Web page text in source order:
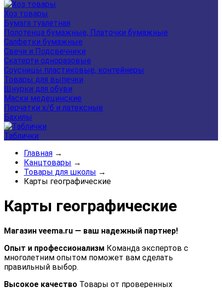
Хоз товары
Бумага туалетная
Полотенца бумажные, Платочки бумажные
Салфетки бумажные
Свечи и Подсвечники
Скатерти одноразовые
Соусницы пластиковые, контейнеры
Товары для выпечки
Шнурки для обуви
Маски медецинские
Перчатки х/б и латексные
Бахилы
Таблички
Главная →
Канцтовары →
Товары для школы →
Карты географические
Карты географические
Магазин veema.ru — ваш надежный партнер!
Опыт и профессионализм Команда экспертов с
многолетним опытом поможет вам сделать
правильный выбор.
Высокое качество Товары от проверенных